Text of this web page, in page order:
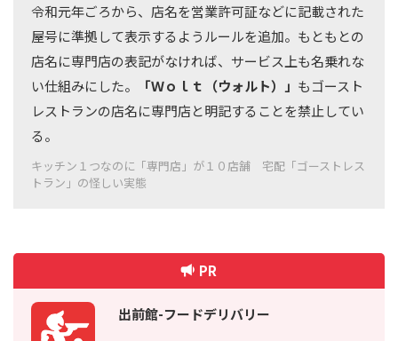
令和元年ごろから、店名を営業許可証などに記載された
屋号に準拠して表示するようルールを追加。もともとの
店名に専門店の表記がなければ、サービス上も名乗れな
い仕組みにした。
「Ｗｏｌｔ（ウォルト）」 もゴースト
レストランの店名に専門店と明記することを禁止してい
る。
キッチン１つなのに「専門店」が１０店舗 宅配「ゴーストレス
トラン」の怪しい実態
PR
出前館-フードデリバリー